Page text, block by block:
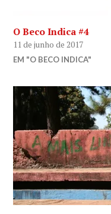
O Beco Indica #4
11 de junho de 2017
EM "O BECO INDICA"